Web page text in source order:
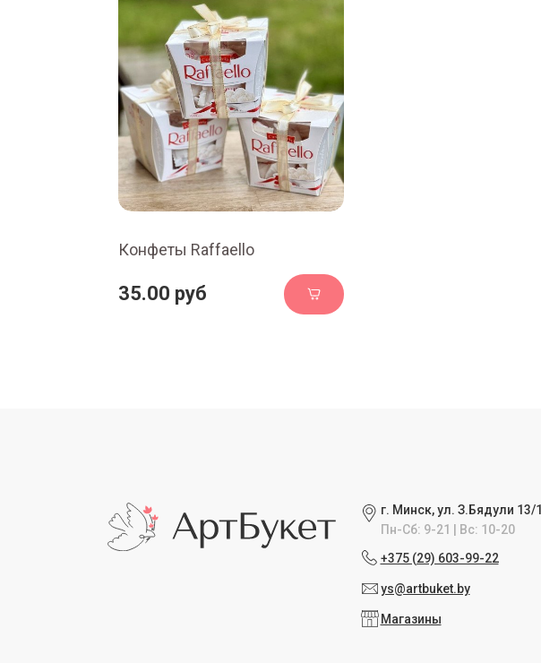
Конфеты Raffaello
35.00 руб
г. Минск, ул. З.Бядули 13/1
Пн-Сб: 9-21 | Вс: 10-20
+375 (29) 603-99-22
ys@artbuket.by
Магазины